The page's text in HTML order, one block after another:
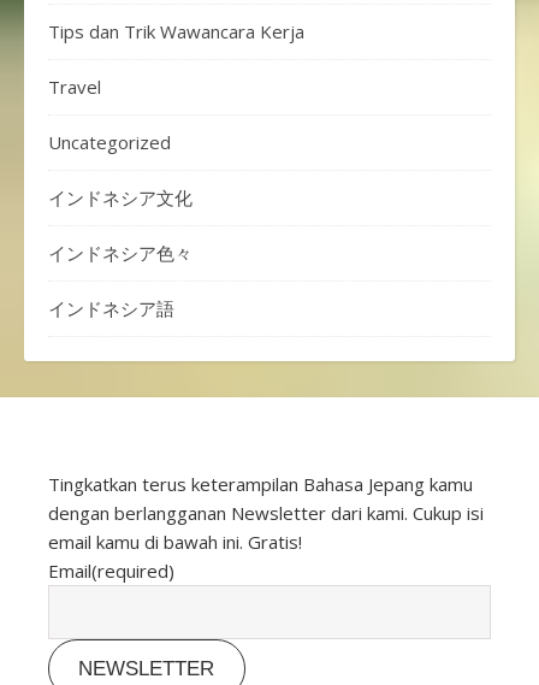
Tips dan Trik Wawancara Kerja
Travel
Uncategorized
インドネシア文化
インドネシア色々
インドネシア語
Tingkatkan terus keterampilan Bahasa Jepang kamu
dengan berlangganan Newsletter dari kami. Cukup isi
email kamu di bawah ini. Gratis!
Email(required)
NEWSLETTER